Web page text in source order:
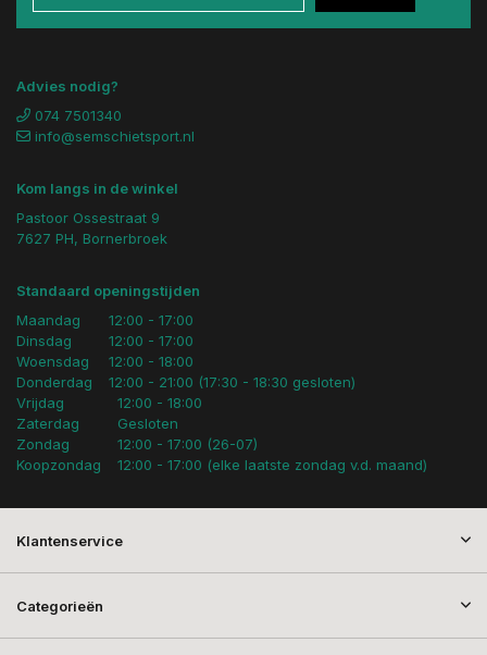
Advies nodig?
074 7501340
info@semschietsport.nl
Kom langs in de winkel
Pastoor Ossestraat 9
7627 PH, Bornerbroek
Standaard openingstijden
Maandag
Dinsdag
Woensdag
Donderdag
12:00 - 17:00
12:00 - 17:00
12:00 - 18:00
12:00 - 21:00 (17:30 - 18:30 gesloten)
Vrijdag
Zaterdag
Zondag
Koopzondag
12:00 - 18:00
Gesloten
12:00 - 17:00 (26-07)
12:00 - 17:00 (elke laatste zondag v.d. maand)
Klantenservice
Categorieën